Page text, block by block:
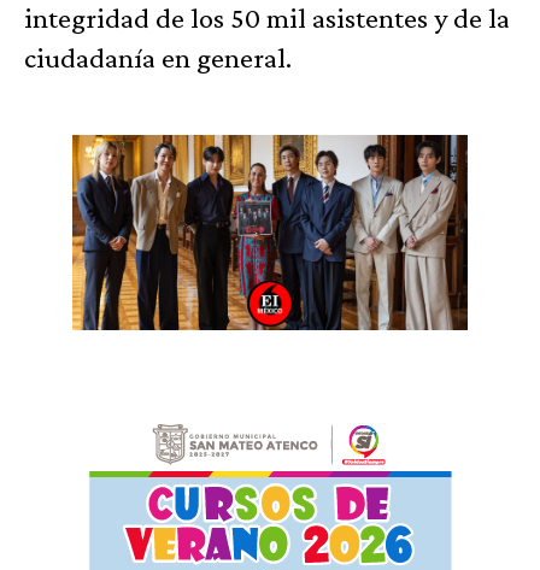
integridad de los 50 mil asistentes y de la
ciudadanía en general.